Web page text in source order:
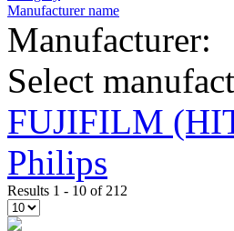
Manufacturer name
Manufacturer:
Select
FUJIFILM
Philips
Results 1 - 10 of 212